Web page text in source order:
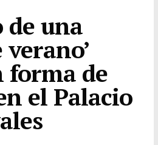
de una
forma de
el Palacio